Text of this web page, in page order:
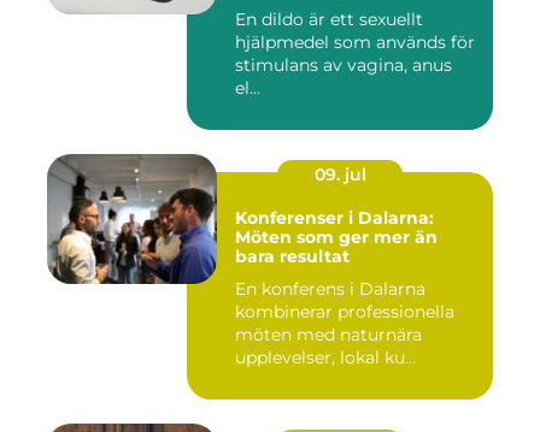
En dildo är ett sexuellt
hjälpmedel som används för
stimulans av vagina, anus
el...
09. jul
Konferenser i Dalarna:
Möten som ger mer än
bara resultat
En konferens i Dalarna
kombinerar professionella
möten med naturnära
upplevelser, lokal ku...